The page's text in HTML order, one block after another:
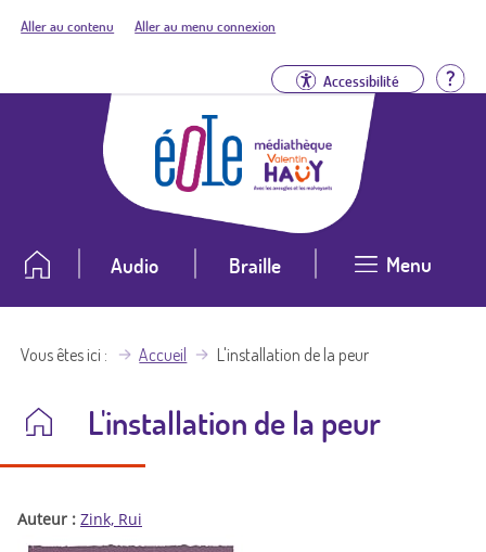
Aller au contenu Aller au menu connexion
Accessibilité
Audio Braille Menu
Vous êtes ici Accueil L'installation de la peur
L'installation de la peur
Auteur : Zink, Rui